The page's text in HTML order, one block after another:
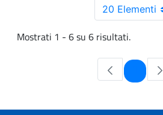
20 Elementi
Mostrati 1 - 6 su 6 risultati.
Pagina